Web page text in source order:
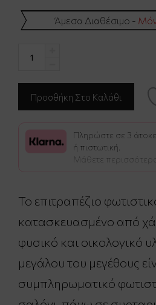
Άμεσα Διαθέσιμο -
Πληρώστε σε 3
ή πιστωτική.
Μάθετε περισσότερα
Το επιτραπέζιο
κατασκευασμένο από
φυσικό και οικολογικό
μεγάλου του μεγέθους
συμπληρωματικό